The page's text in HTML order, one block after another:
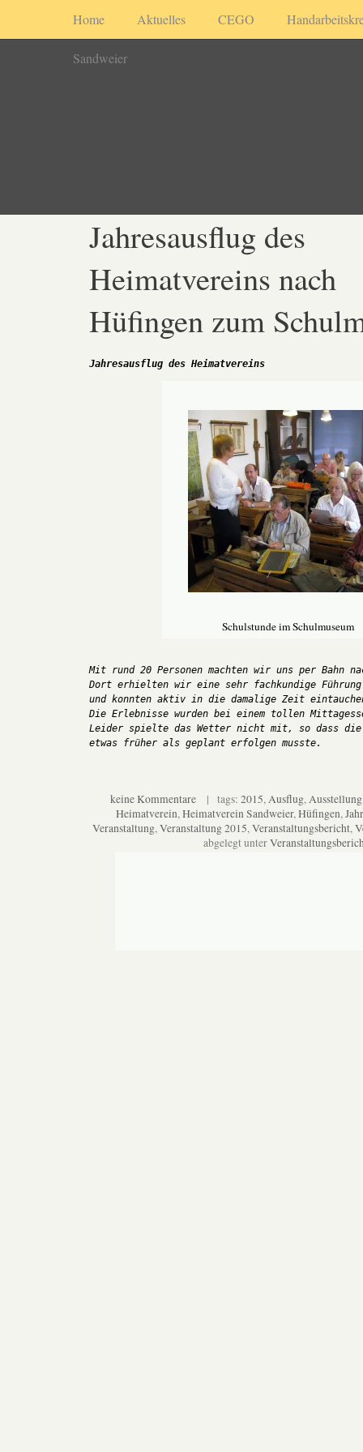
Home Aktuelles CEGO
Sandweier
Jahresausflug des
Heimatvereins nach
Hüfingen zum
Jahresausflug des Heimatvereins
Schulstunde im Schulmuseum
Mit rund 20 Personen machten wir uns per Bahn
Dort erhielten wir eine sehr fachkundige Führung
und konnten aktiv in die damalige Zeit
Die Erlebnisse wurden bei einem tollen
Leider spielte das Wetter nicht mit, so dass die
keine Kommentare| tags: 2015,Ausflug,Ausstellung
Heimatverein,Heimatverein Sandweier,Hüfingen,
Veranstaltung,Veranstaltung 2015,Veranstaltungsbericht,
abgelegt unter